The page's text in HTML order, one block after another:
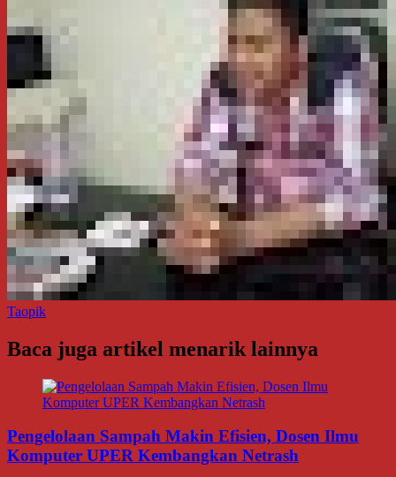
Taopik
Baca juga artikel menarik lainnya
Pengelolaan Sampah Makin Efisien, Dosen Ilmu
Komputer UPER Kembangkan Netrash